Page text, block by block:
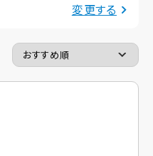
変更する